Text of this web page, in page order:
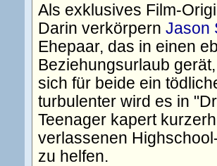
Als exklusives Film-
Darin verkörpern Jason
Ehepaar, das in einen
Beziehungsurlaub
sich für beide ein
turbulenter wird es in
Teenager kapert
verlassenen
zu helfen.